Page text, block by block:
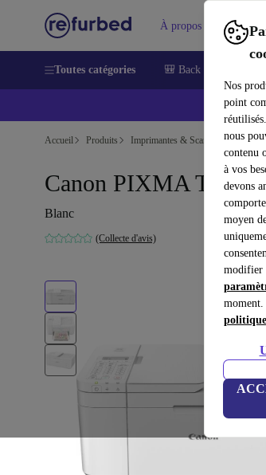
Nos
point
nous
contenu
à vos
devons
moyen
modifier
À propos Aide
Toutes catégories 🎒 Back to school
Accueil Produits Imprimantes & Scanners
Canon PIXMA
Blanc
(Collecte d'avis)